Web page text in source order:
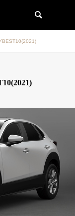
BEST10(2021)